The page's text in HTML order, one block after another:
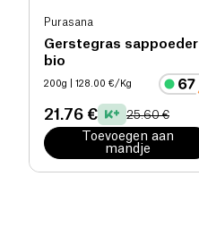
Purasana
Gerstegras sappoeder
bio
200g | 128.00 €/Kg
21.76 € 25.60 €
Toevoegen aan
mandje